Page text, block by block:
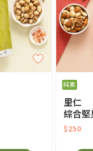
常溫 冷藏 冷
一般網購 門市販售
純素
里仁
綜合堅
$250